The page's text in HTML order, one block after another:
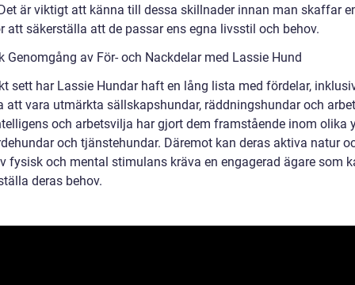
är viktigt att känna till dessa skillnader innan man skaffar
att säkerställa att de passar ens egna livsstil och behov.
Genomgång av För- och Nackdelar med Lassie Hund
sett har Lassie Hundar haft en lång lista med fördelar,
att vara utmärkta sällskapshundar, räddningshundar och
och arbetsvilja har gjort dem framstående inom olika
och tjänstehundar. Däremot kan deras aktiva natur
fysisk och mental stimulans kräva en engagerad ägare som
deras behov.